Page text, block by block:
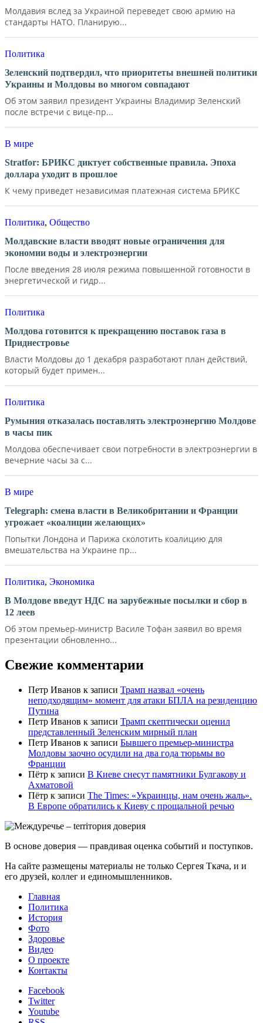
Молдавия вслед за Украиной переведет свою армию на
стандарты НАТО. Планирую...
Политика
Зеленский подтвердил, что приоритеты внешней политики
Украины и Молдовы во многом совпадают
Об этом заявил президент Украины Владимир Зеленский
после встречи с вице-пр...
В мире
Stratfor: БРИКС диктует собственные правила. Эпоха
доллара уходит в прошлое
К чему приведет независимая платежная система БРИКС
Политика, Общество
Молдавские власти вводят новые ограничения для
экономии воды и электроэнергии
После введения 28 июля режима повышенной готовности в
энергетической и гидр...
Политика
Молдова готовится к прекращению поставок газа в
Приднестровье
Власти Молдовы до 1 декабря разработают план действий,
который будет примен...
Политика
Румыния отказалась поставлять электроэнергию Молдове
в часы пик
Молдова обеспечивает свои потребности в электроэнергии в
вечерние часы за с...
В мире
Telegraph: смена власти в Великобритании и Франции
угрожает «коалиции желающих»
Попытки Лондона и Парижа сколотить коалицию для
вмешательства на Украине пр...
Политика, Экономика
В Молдове введут НДС на зарубежные посылки и сбор в
12 леев
Об этом премьер-министр Василе Тофан заявил во время
презентации обновленно...
Свежие комментарии
Петр Иванов к записи Трамп назвал «очень
неподходящим» момент для атаки БПЛА на резиденцию
Путина
Петр Иванов к записи Трамп скептически оценил
представленный Зеленским мирный план
Петр Иванов к записи Бывшего премьер-министра
Молдовы заочно осудили на два года тюрьмы во
Франции
Пётр к записи В Киеве снесут памятники Булгакову и
Ахматовой
Пётр к записи Тhe Times: «Украинцы, нам очень жаль».
В Европе обратились к Киеву с прощальной речью
В основе доверия — правдивая оценка событий и поступков.
На сайте размещены материалы не только Сергея Ткача, и и
его друзей, коллег и единомышленников.
Главная
Политика
История
Фото
Здоровье
Видео
О проекте
Контакты
Facebook
Twitter
Youtube